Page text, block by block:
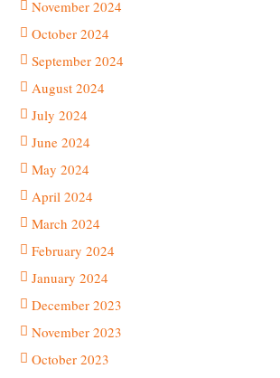
November 2024
October 2024
September 2024
August 2024
July 2024
June 2024
May 2024
April 2024
March 2024
February 2024
January 2024
December 2023
November 2023
October 2023